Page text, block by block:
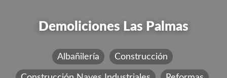
Demoliciones Las Palmas
Albañilería Construcción